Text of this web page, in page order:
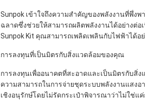
Sunpok เข้าใจถึงความสำคัญของพลังงานที่พึ่ง
ฉลาดซึ่งช่วยให้สามารถผลิตพลังงานได้อย่างต่อ
Sunpok Kit คุณสามารถเพลิดเพลินกับไฟฟ้าได้
การลงทุนที่เป็นมิตรกับสิ่งแวดล้อมของคุณ
การลงทุนเพื่ออนาคตที่สะอาดและเป็นมิตรกับสิ่
ความสามารถในการจ่ายชุดระบบพลังงานแสง
เชิงอนุรักษ์โดยไม่รัดกระเป๋าพิจารณาว่าไม่ใช่